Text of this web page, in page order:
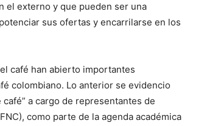
el externo y que pueden ser una
sus ofertas y encarrilarse en los
café han abierto importantes
colombiano. Lo anterior se evidencio
a cargo de representantes de
como parte de la agenda académica